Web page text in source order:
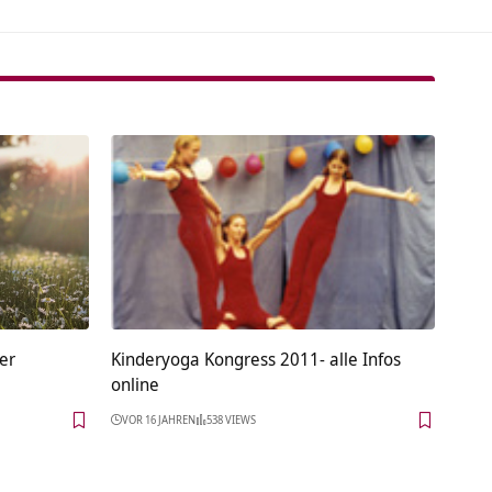
Kinderyoga Kongress 2011- alle Infos
online
VOR 16 JAHREN 538 VIEWS